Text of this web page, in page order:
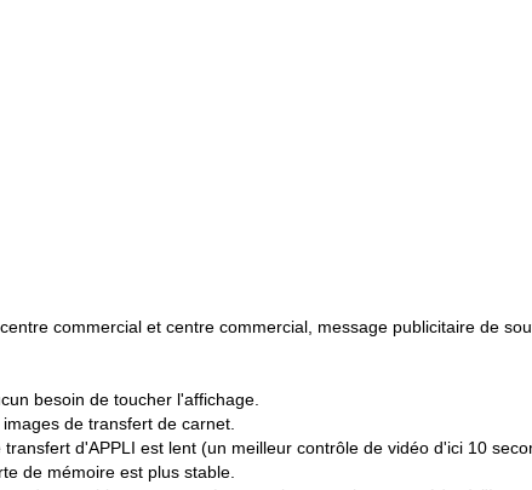
commercial et centre commercial, message publicitaire de
besoin de toucher l'affichage.
de transfert de carnet.
d'APPLI est lent (un meilleur contrôle de vidéo d'ici 10
de mémoire est plus stable.